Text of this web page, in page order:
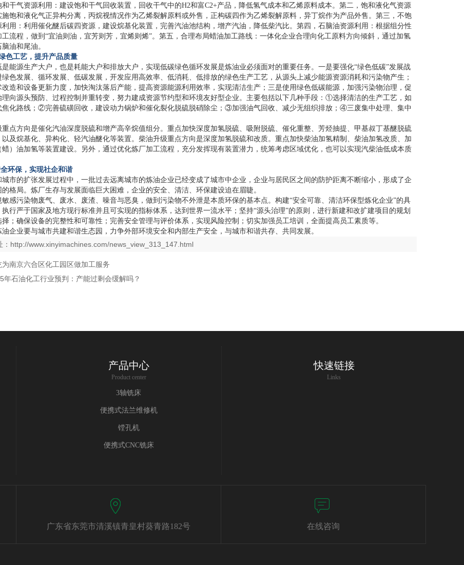
和干气资源利用：建设饱和干气回收装置，回收干气中的H2和富C2+产品，降低氢气成本和乙烯原料成本。第二，饱和液化气资源
饱和液化气正异构分离，丙烷视情况作为乙烯裂解原料或外售，正构碳四作为乙烯裂解原料，异丁烷作为产品外售。第三，不饱
用：利用催化醚后碳四资源，建设烷基化装置，完善汽油池结构，增产汽油，降低柴汽比。第四，石脑油资源利用：根据组分性
工流程，做到“宜油则油，宜芳则芳，宜烯则烯”。第五，合理布局蜡油加工路线：一体化企业合理向化工原料方向倾斜，通过加氢
油和尾油。
色工艺，提升产品质量
是能源生产大户，也是耗能大户和排放大户，实现低碳绿色循环发展是炼油业必须面对的重要任务。一是要强化“绿色低碳”发展战
色发展、循环发展、低碳发展，开发应用高效率、低消耗、低排放的绿色生产工艺，从源头上减少能源资源消耗和污染物产生；
造和设备更新力度，加快淘汰落后产能，提高资源能源利用效率，实现清洁生产；三是使用绿色低碳能源，加强污染物治理，促
理向源头预防、过程控制并重转变，努力建成资源节约型和环境友好型企业。主要包括以下几种手段：①选择清洁的生产工艺，如
焦化路线；②完善硫磺回收，建设动力锅炉和催化裂化脱硫脱硝除尘；③加强油气回收、减少无组织排放；④三废集中处理、集中
重点方向是催化汽油深度脱硫和增产高辛烷值组分。重点加快深度加氢脱硫、吸附脱硫、催化重整、芳烃抽提、甲基叔丁基醚脱硫
及烷基化、异构化、轻汽油醚化等装置。柴油升级重点方向是深度加氢脱硫和改质。重点加快柴油加氢精制、柴油加氢改质、加
）油加氢等装置建设。另外，通过优化炼厂加工流程，充分发挥现有装置潜力，统筹考虑区域优化，也可以实现汽柴油低成本质
环保，实现社企和谐
城市的扩张发展过程中，一批过去远离城市的炼油企业已经变成了城市中企业，企业与居民区之间的防护距离不断缩小，形成了企
格局。炼厂生存与发展面临巨大困难，企业的安全、清洁、环保建设迫在眉睫。
敏感污染物废气、废水、废渣、噪音与恶臭，做到污染物不外泄是本质环保的基本点。构建“安全可靠、清洁环保型炼化企业”的具
行严于国家及地方现行标准并且可实现的指标体系，达到世界一流水平；坚持“源头治理”的原则，进行新建和改扩建项目的规划
；确保设备的完整性和可靠性；完善安全管理与评价体系，实现风险控制；切实加强员工培训，全面提高员工素质等。
企业要与城市共建和谐生态园，力争外部环境安全和内部生产安全，与城市和谐共存、共同发展。
http://www.xinyimachines.com/news_view_313_147.html
为南京六合区化工园区做加工服务
年石油化工行业预判：产能过剩会缓解吗？
产品中心
Product center
3轴铣床
便携式法兰维修机
镗孔机
便携式CNC铣床
快速链接
Links
广东省东莞市清溪镇青皇村葵青路182号 在线咨询